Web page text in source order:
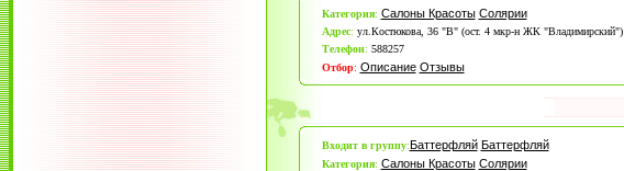
Категория: Салоны Красоты Солярии
Адрес: ул.Костюкова, 36 "В" (ост. 4 мкр-н ЖК "Владимирский")
Телефон: 588257
Отбор: Описание Отзывы
Входит в группу:Баттерфляй Баттерфляй
Категория: Салоны Красоты Солярии